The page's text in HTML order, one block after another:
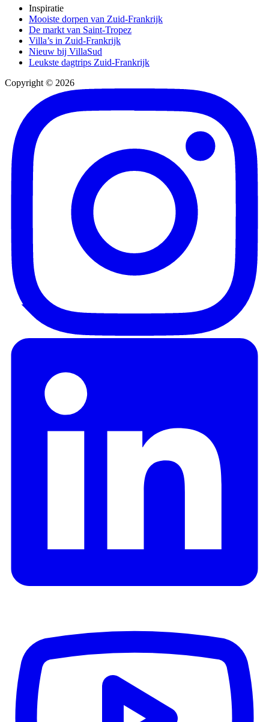
Inspiratie
Mooiste dorpen van Zuid-Frankrijk
De markt van Saint-Tropez
Villa’s in Zuid-Frankrijk
Nieuw bij VillaSud
Leukste dagtrips Zuid-Frankrijk
Copyright © 2026